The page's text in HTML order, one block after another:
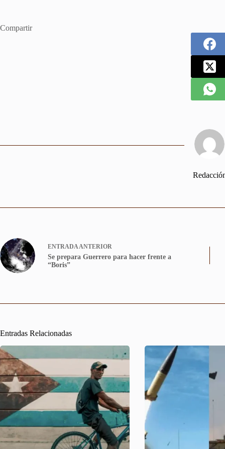
Compartir
ENTRADAANTERIOR
Se prepara Guerrero para hacer frente a
“Boris”
Entradas Relacionadas